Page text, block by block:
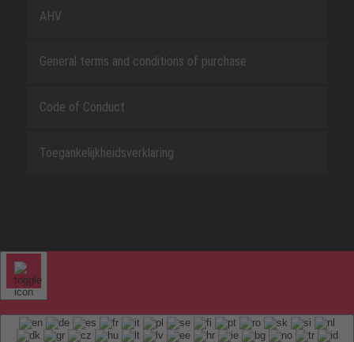
AHV
General terms and conditions of purchase
Code of Conduct
Toegankelijkheidsverklaring